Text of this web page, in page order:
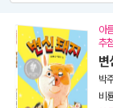
아
추
변
박
비